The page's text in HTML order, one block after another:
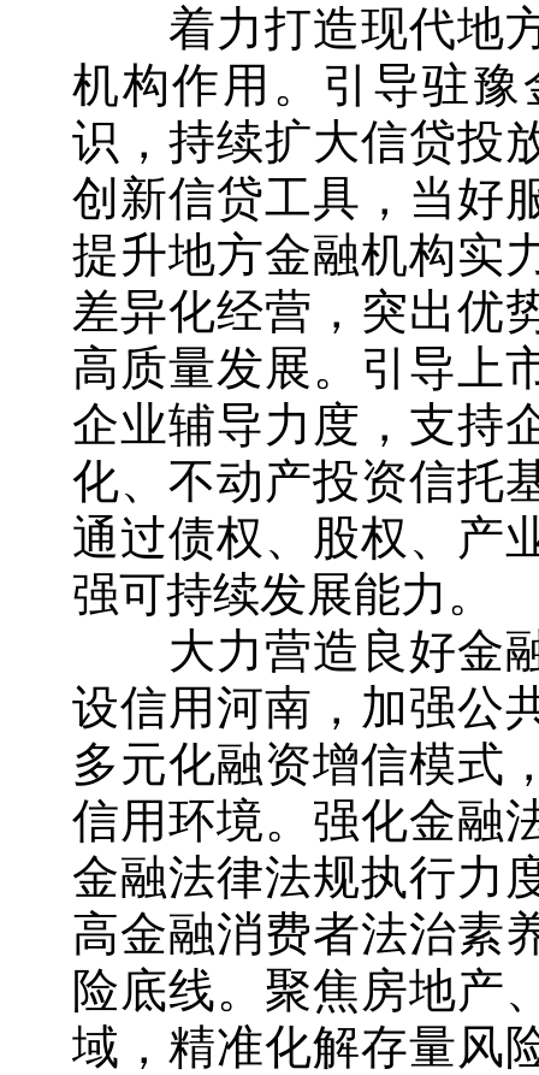
着力打造现代地方
机构作用。引导驻
识，持续扩大信贷投
创新信贷工具，当好
提升地方金融机构实
差异化经营，突出优
高质量发展。引导上
企业辅导力度，支持
化、不动产投资信托
通过债权、股权、产
强可持续发展能力。
大力营造良好金融
设信用河南，加强公
多元化融资增信模式
信用环境。强化金融
金融法律法规执行力
高金融消费者法治素
险底线。聚焦房地产
域，精准化解存量风